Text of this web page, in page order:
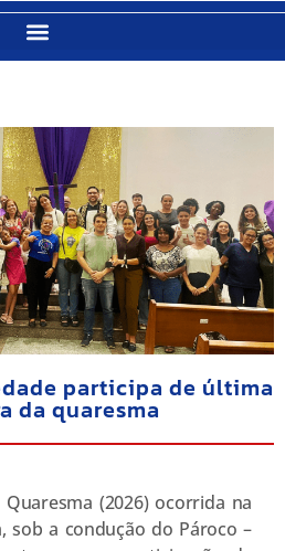
participa de última
da quaresma
(2026) ocorrida na
sob a condução do Pároco –